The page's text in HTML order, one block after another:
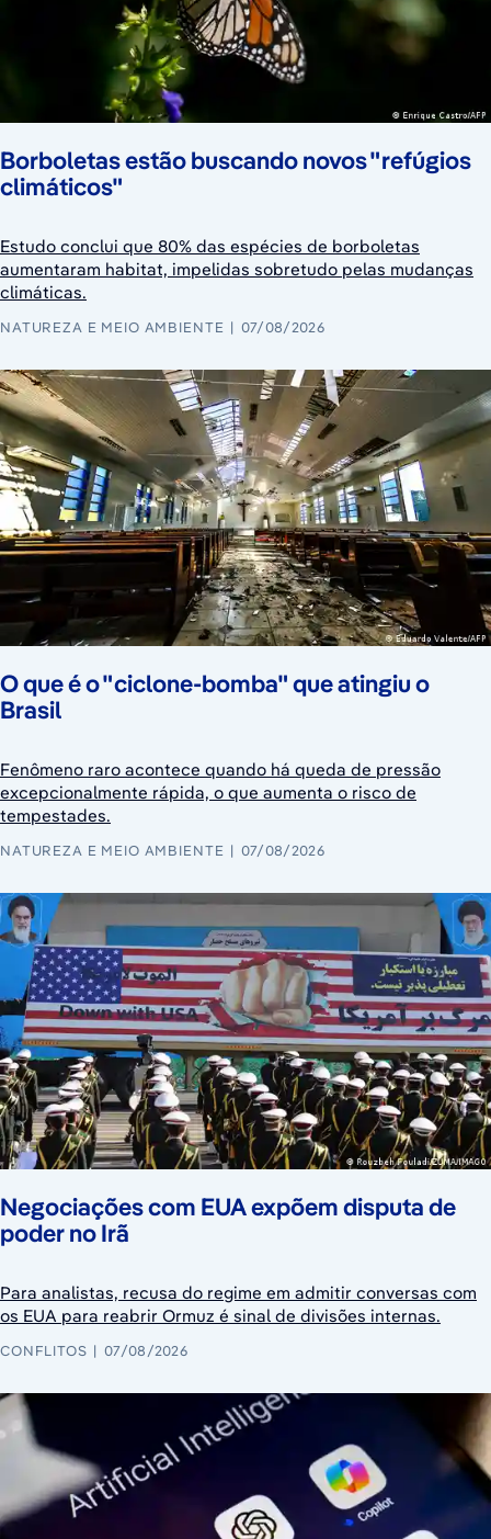
Borboletas estão buscando novos "refúgios
climáticos"
Estudo conclui que 80% das espécies de borboletas
aumentaram habitat, impelidas sobretudo pelas mudanças
climáticas.
NATUREZA E MEIO AMBIENTE 07/08/2026
O que é o "ciclone-bomba" que atingiu o
Brasil
Fenômeno raro acontece quando há queda de pressão
excepcionalmente rápida, o que aumenta o risco de
tempestades.
NATUREZA E MEIO AMBIENTE 07/08/2026
Negociações com EUA expõem disputa de
poder no Irã
Para analistas, recusa do regime em admitir conversas com
os EUA para reabrir Ormuz é sinal de divisões internas.
CONFLITOS 07/08/2026